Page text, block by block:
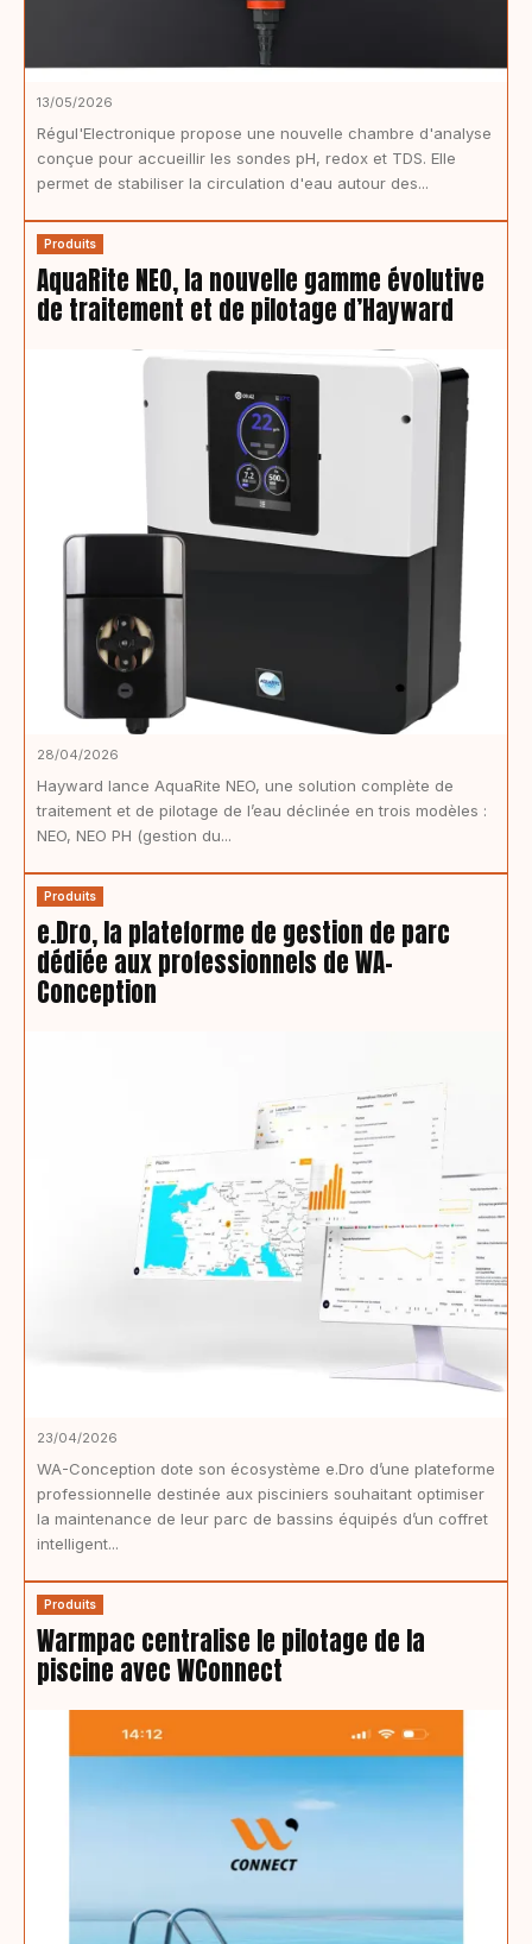
13/05/2026
Régul'Electronique propose une nouvelle chambre d'analyse
conçue pour accueillir les sondes pH, redox et TDS. Elle
permet de stabiliser la circulation d'eau autour des...
Produits
AquaRite NEO, la nouvelle gamme évolutive
de traitement et de pilotage d’Hayward
28/04/2026
Hayward lance AquaRite NEO, une solution complète de
traitement et de pilotage de l’eau déclinée en trois modèles :
NEO, NEO PH (gestion du...
Produits
e.Dro, la plateforme de gestion de parc
dédiée aux professionnels de WA-
Conception
23/04/2026
WA-Conception dote son écosystème e.Dro d’une plateforme
professionnelle destinée aux pisciniers souhaitant optimiser
la maintenance de leur parc de bassins équipés d’un coffret
intelligent...
Produits
Warmpac centralise le pilotage de la
piscine avec WConnect